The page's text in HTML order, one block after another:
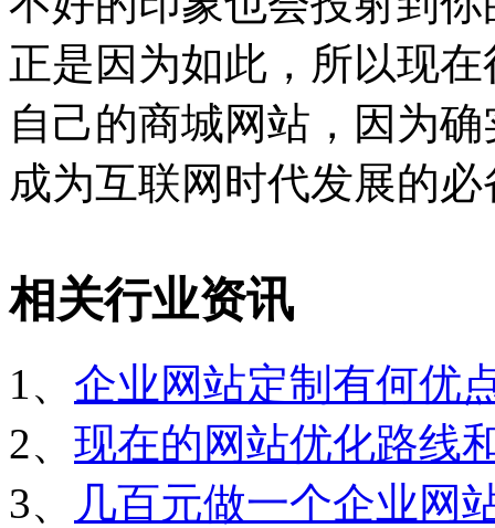
正是因为如此，所以现
自己的商城网站，因为
成为互联网时代发展的必
相关行业资讯
1、 企业网站定制有何优
2、 现在的网站优化路线
3、
几百元做一个企业网